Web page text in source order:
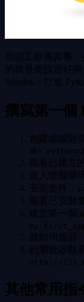
所謂工欲善其事
的就是要設定好
Windows 打造
撰寫第一個
創建虛擬開
稱>
觀看已建立
進入虛擬環
安裝套件：
觀看已安裝
建立第一個
啟動伺服器：
到瀏覽器觀
http://
其他常用指